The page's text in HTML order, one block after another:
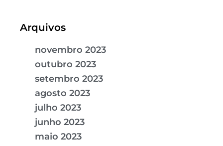
Arquivos
novembro 2023
outubro 2023
setembro 2023
agosto 2023
julho 2023
junho 2023
maio 2023